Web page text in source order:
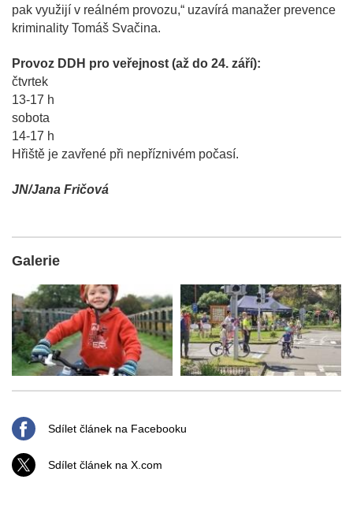
pak využijí v reálném provozu,“ uzavírá manažer prevence
kriminality Tomáš Svačina.
Provoz DDH pro veřejnost (až do 24. září):
čtvrtek
13-17 h
sobota
14-17 h
Hřiště je zavřené při nepříznivém počasí.
JN/Jana Fričová
Galerie
Sdílet článek na Facebooku
Sdílet článek na X.com